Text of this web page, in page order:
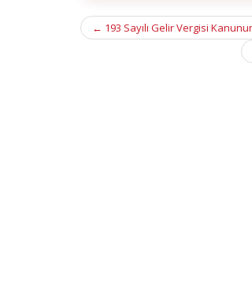
Post
← 193 Sayılı Gelir Vergisi